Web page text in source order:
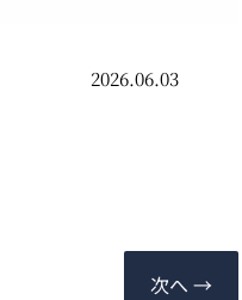
2026.06.03
次へ →